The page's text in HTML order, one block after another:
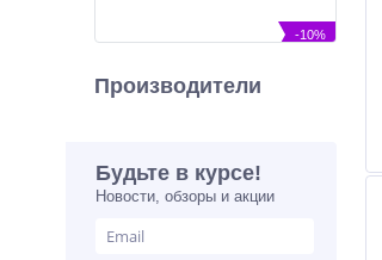
-10%
Стрейч пленка 500 мм 20
Производители
Будьте в курсе!
Новости, обзоры и акции